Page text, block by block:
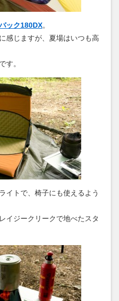
ック180DX。
感じますが、夏場はいつも高
す。
イトで、椅子にも使えるよう
イジークリークで地べたスタ